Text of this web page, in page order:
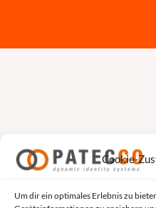
Cookie-
Um dir ein optimales Erlebnis zu